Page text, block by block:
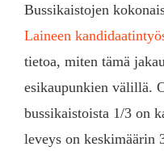
Bussikaistojen
Laineen
tietoa, miten tämä
esikaupunkien välillä.
bussikaistoista 1/3 on
leveys on keskimäärin